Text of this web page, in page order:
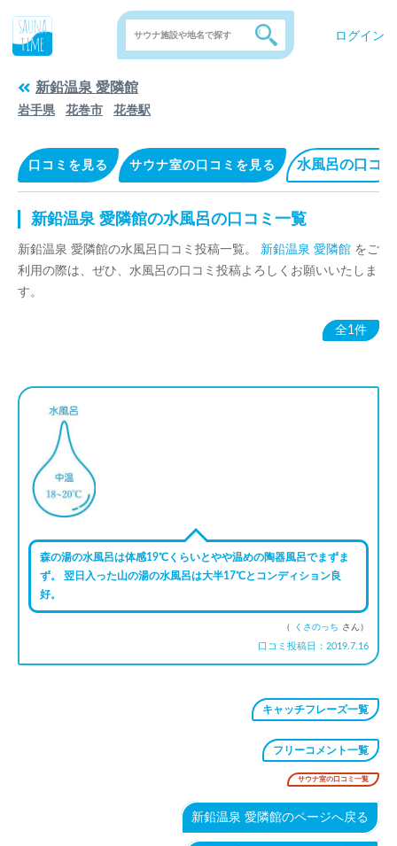
ログイン
新鉛温泉 愛隣館
岩手県 花巻市 花巻駅
口コミを見る サウナ室の口コミを見る 水風呂の口コミ
新鉛温泉 愛隣館の水風呂の口コミ一覧
新鉛温泉 愛隣館の水風呂口コミ投稿一覧。 新鉛温泉 愛隣館 をご
利用の際は、ぜひ、水風呂の口コミ投稿よろしくお願いいたしま
す。
全1件
森の湯の水風呂は体感19℃くらいとやや温めの陶器風呂でまずま
ず。 翌日入った山の湯の水風呂は大半17℃とコンディション良
好。
（ くさのっち さん）
口コミ投稿日：2019.7.16
キャッチフレーズ一覧
フリーコメント一覧
サウナ室の口コミ一覧
新鉛温泉 愛隣館のページへ戻る